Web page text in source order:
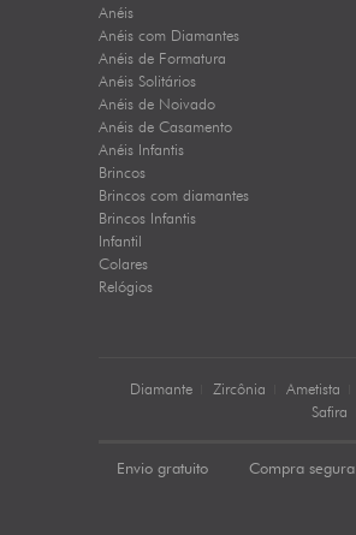
Anéis
Anéis com Diamantes
Anéis de Formatura
Anéis Solitários
Anéis de Noivado
Anéis de Casamento
Anéis Infantis
Brincos
Brincos com diamantes
Brincos Infantis
Infantil
Colares
Relógios
Diamante Zircônia Ametista
Safira
Envio gratuito Compra segura